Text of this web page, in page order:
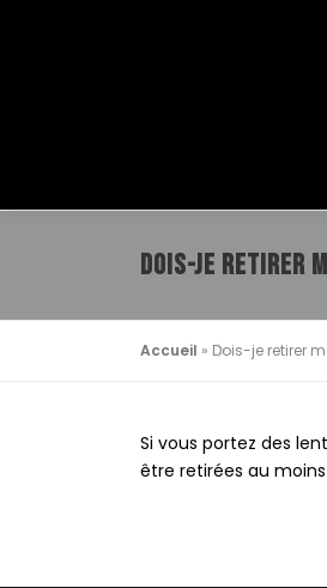
DOIS-JE RETIRER
Accueil » Dois-je retirer
Si vous portez des
être retirées au